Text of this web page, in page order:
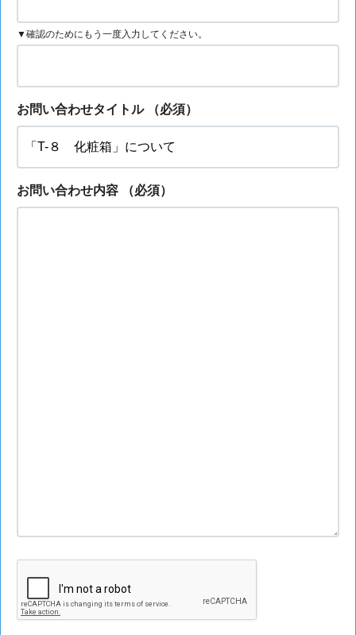
▼確認のためにもう一度入力してください。
お問い合わせタイトル （必須）
お問い合わせ内容 （必須）